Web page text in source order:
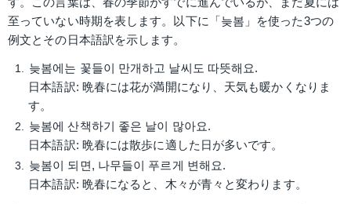
至っていない時期を表します。以下に「늦봄」を使った3つの
例文とその日本語訳を示します。
늦봄에는 꽃들이 만개하고 날씨도 따뜻해요.
日本語訳: 晩春には花が満開になり、天気も暖かくなりま
す。
늦봄에 산책하기 좋은 날이 많아요.
日本語訳: 晩春には散歩に適した日が多いです。
늦봄이 되면, 나무들이 푸르게 변해요.
日本語訳: 晩春になると、木々が青々と変わります。